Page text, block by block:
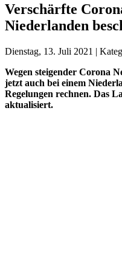
Verschärfte
Niederlanden
Dienstag, 13. Juli 2021 |
Wegen steigender Corona
jetzt auch bei einem
Regelungen rechnen. Das
aktualisiert.